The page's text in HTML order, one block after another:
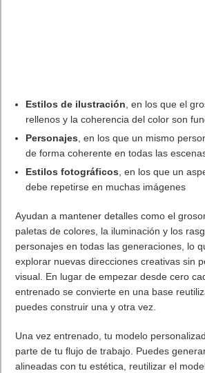
Estilos de ilustración , en los que el
rellenos y la coherencia del color son
Personajes , en los que un mismo
de forma coherente en todas las
Estilos fotográficos , en los que un
debe repetirse en muchas imágenes
Ayudan a mantener detalles como el
paletas de colores, la iluminación y los
personajes en todas las generaciones, lo
explorar nuevas direcciones creativas sin
visual. En lugar de empezar desde cero
entrenado se convierte en una base
puedes construir una y otra vez.
Una vez entrenado, tu modelo
parte de tu flujo de trabajo. Puedes
alineadas con tu estética, reutilizar el